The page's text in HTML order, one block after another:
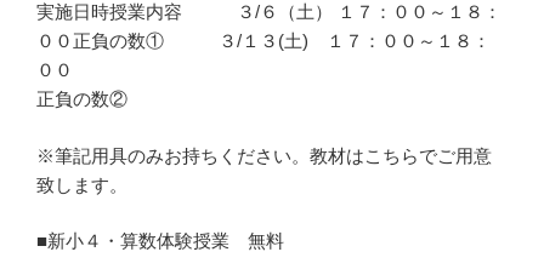
実施日時授業内容 ３/６（土） １７：００～１８：
００正負の数① ３/１３(土) １７：００～１８：
００
正負の数②
※筆記用具のみお持ちください。教材はこちらでご用意
致します。
■新小４・算数体験授業 無料